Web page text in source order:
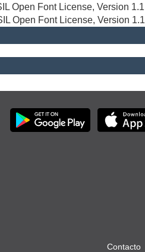
Open Font License, Version 1.1
Open Font License, Version 1.1
Contacto